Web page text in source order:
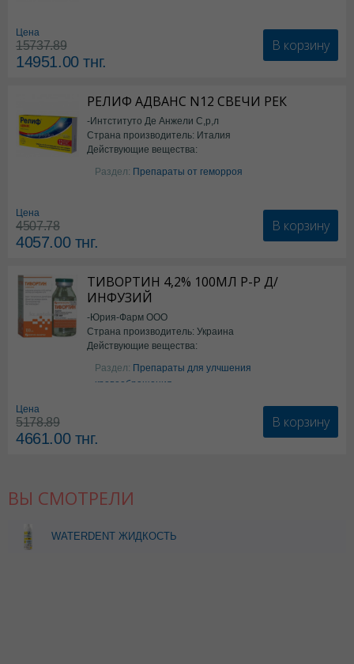
Цена
15737.89
14951.00тнг.
В корзину
РЕЛИФ АДВАНС N12 СВЕЧИ РЕК
-Интституто Де Анжели С,р,л
Страна производитель: Италия
Действующие вещества:
Бензокаин
Раздел: Препараты от геморроя
Цена
4507.78
4057.00тнг.
В корзину
ТИВОРТИН 4,2% 100МЛ Р-Р Д/
ИНФУЗИЙ
-Юрия-Фарм ООО
Страна производитель: Украина
Действующие вещества:
Аргинин
Раздел: Препараты для улчшения
кровообращения
Цена
5178.89
4661.00тнг.
В корзину
ВЫ СМОТРЕЛИ
WATERDENT ЖИДКОСТЬ